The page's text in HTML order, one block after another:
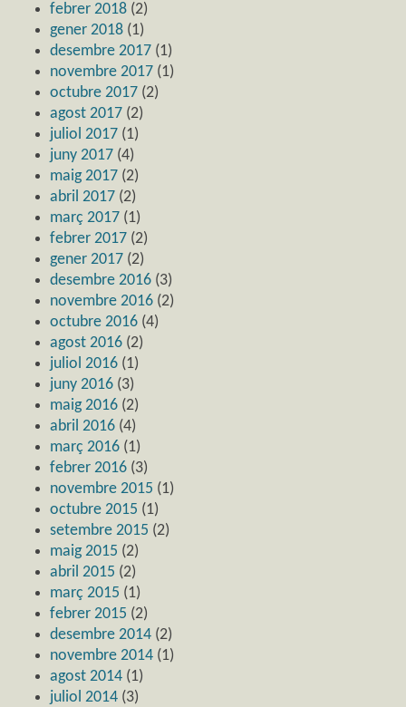
febrer 2018 (2)
gener 2018 (1)
desembre 2017 (1)
novembre 2017 (1)
octubre 2017 (2)
agost 2017 (2)
juliol 2017 (1)
juny 2017 (4)
maig 2017 (2)
abril 2017 (2)
març 2017 (1)
febrer 2017 (2)
gener 2017 (2)
desembre 2016 (3)
novembre 2016 (2)
octubre 2016 (4)
agost 2016 (2)
juliol 2016 (1)
juny 2016 (3)
maig 2016 (2)
abril 2016 (4)
març 2016 (1)
febrer 2016 (3)
novembre 2015 (1)
octubre 2015 (1)
setembre 2015 (2)
maig 2015 (2)
abril 2015 (2)
març 2015 (1)
febrer 2015 (2)
desembre 2014 (2)
novembre 2014 (1)
agost 2014 (1)
juliol 2014 (3)